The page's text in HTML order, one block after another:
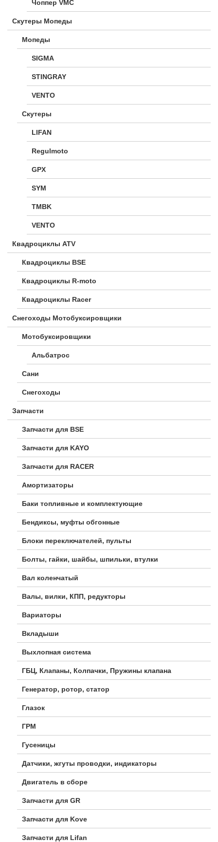
Чоппер VMC
Скутеры Мопеды
Мопеды
SIGMA
STINGRAY
VENTO
Скутеры
LIFAN
Regulmoto
GPX
SYM
TMBK
VENTO
Квадроциклы ATV
Квадроциклы BSE
Квадроциклы R-moto
Квадроциклы Racer
Снегоходы Мотобуксировщики
Мотобуксировщики
Альбатрос
Сани
Снегоходы
Запчасти
Запчасти для BSE
Запчасти для KAYO
Запчасти для RACER
Амортизаторы
Баки топливные и комплектующие
Бендиксы, муфты обгонные
Блоки переключателей, пульты
Болты, гайки, шайбы, шпильки, втулки
Вал коленчатый
Валы, вилки, КПП, редукторы
Вариаторы
Вкладыши
Выхлопная система
ГБЦ, Клапаны, Колпачки, Пружины клапана
Генератор, ротор, статор
Глазок
ГРМ
Гусеницы
Датчики, жгуты проводки, индикаторы
Двигатель в сборе
Запчасти для GR
Запчасти для Kove
Запчасти для Lifan